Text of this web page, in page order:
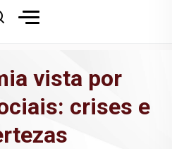
vista por
crises e